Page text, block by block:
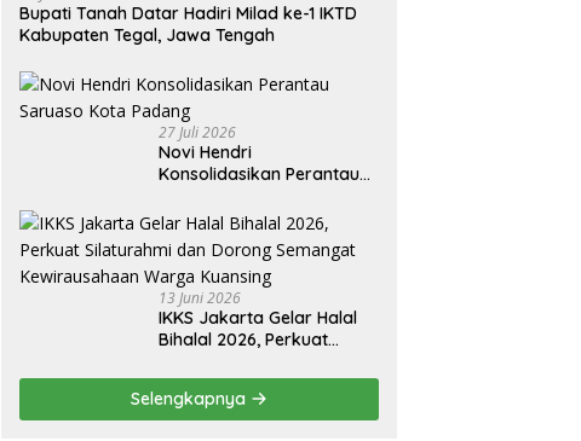
Bupati Tanah Datar Hadiri Milad ke-1 IKTD
Kabupaten Tegal, Jawa Tengah
27 Juli 2026
Novi Hendri
Konsolidasikan Perantau
13 Juni 2026
IKKS Jakarta Gelar Halal
Bihalal 2026, Perkuat
Semangat Kewirausahaan
Warga Kuansing
Selengkapnya